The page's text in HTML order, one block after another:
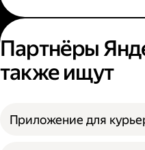
Партнёры
также ищут
Приложение для